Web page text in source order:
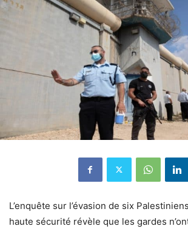
L’enquête sur l’évasion de six
haute sécurité révèle que les gardes